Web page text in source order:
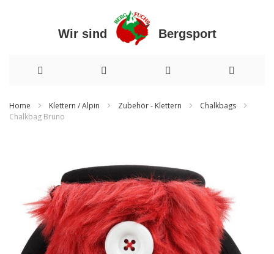
Wir sind Bergsport
zum
Home Klettern / Alpin Zubehör - Klettern
Chalkbags
Chalkbag Bruno